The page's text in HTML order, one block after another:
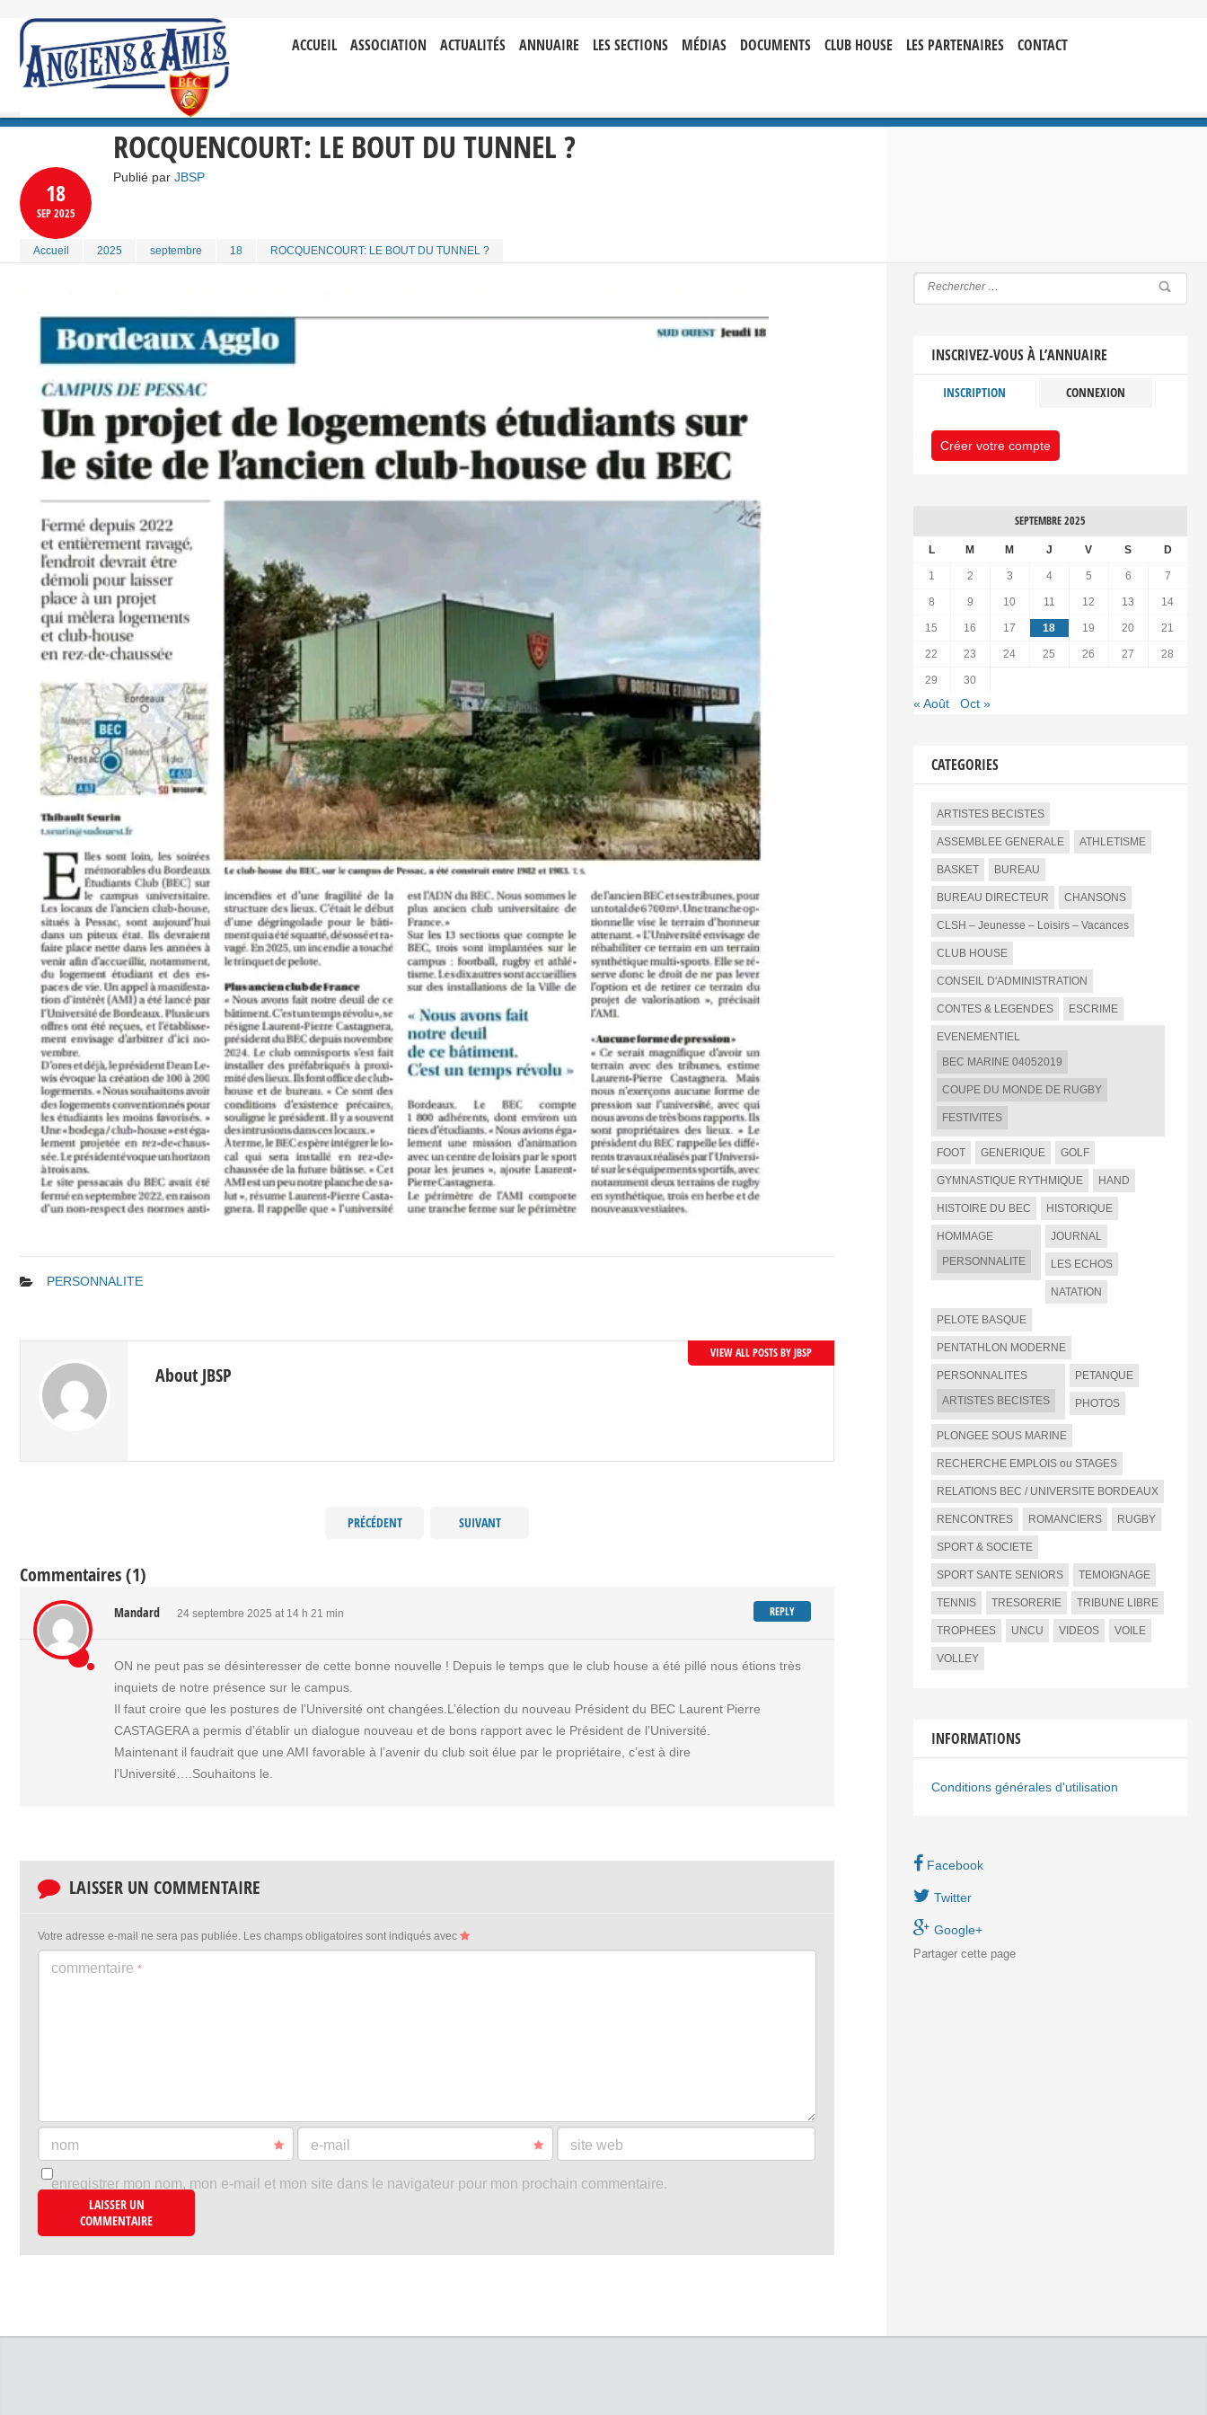
ACCUEIL ASSOCIATION ACTUALITÉS ANNUAIRE LES SECTIONS MÉDIAS DOCUMENTS CLUB HOUSE LES PARTENAIRES CONTACT
18
SEP2025
ROCQUENCOURT: LE BOUT DU TUNNEL ?
Publié par JBSP
Accueil 2025 septembre 18 ROCQUENCOURT: LE BOUT DU TUNNEL ?
PERSONNALITE
About JBSP
VIEW ALL POSTS BY JBSP
PRÉCÉDENT SUIVANT
Commentaires (1)
Mandard 24 septembre 2025 at 14 h 21 min REPLY
ON ne peut pas se désinteresser de cette bonne nouvelle ! Depuis le temps que le club house a été pillé nous étions très
inquiets de notre présence sur le campus.
Il faut croire que les postures de l’Université ont changées.L’élection du nouveau Président du BEC Laurent Pierre
CASTAGERA a permis d’établir un dialogue nouveau et de bons rapport avec le Président de l’Université.
Maintenant il faudrait que une AMI favorable à l’avenir du club soit élue par le propriétaire, c’est à dire
l’Université….Souhaitons le.
LAISSER UN COMMENTAIRE
Votre adresse e-mail ne sera pas publiée. Les champs obligatoires sont indiqués avec
commentaire *
nom e-mail site web
enregistrer mon nom, mon e-mail et mon site dans le navigateur pour mon prochain commentaire.
INSCRIVEZ-VOUS À L’ANNUAIRE
INSCRIPTION CONNEXION
Créer votre compte
SEPTEMBRE 2025
L M M J V S D
1 2 3 4 5 6 7
8 9 10 11 12 13 14
15 16 17 18 19 20 21
22 23 24 25 26 27 28
29 30
« Août Oct »
CATEGORIES
ARTISTES BECISTES
ASSEMBLEE GENERALE ATHLETISME
BASKET BUREAU
BUREAU DIRECTEUR CHANSONS
CLSH – Jeunesse – Loisirs – Vacances
CLUB HOUSE
CONSEIL D'ADMINISTRATION
CONTES & LEGENDES ESCRIME
EVENEMENTIEL
BEC MARINE 04052019
COUPE DU MONDE DE RUGBY
FESTIVITES
FOOT GENERIQUE GOLF
GYMNASTIQUE RYTHMIQUE HAND
HISTOIRE DU BEC HISTORIQUE
HOMMAGE
PERSONNALITE
JOURNAL
LES ECHOS
NATATION
PELOTE BASQUE
PENTATHLON MODERNE
PERSONNALITES
ARTISTES BECISTES
PETANQUE
PHOTOS
PLONGEE SOUS MARINE
RECHERCHE EMPLOIS ou STAGES
RELATIONS BEC / UNIVERSITE BORDEAUX
RENCONTRES ROMANCIERS RUGBY
SPORT & SOCIETE
SPORT SANTE SENIORS TEMOIGNAGE
TENNIS TRESORERIE TRIBUNE LIBRE
TROPHEES UNCU VIDEOS VOILE
VOLLEY
INFORMATIONS
Conditions générales d'utilisation
Facebook
Twitter
Google+
Partager cette page